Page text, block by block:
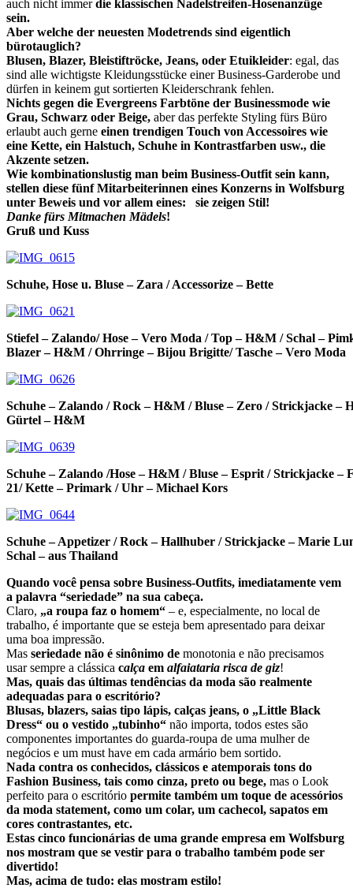
auch nicht immerdie klassischen Nadelstreifen-Hosenanzüge
sein.
Aber welche der neuesten Modetrends sind eigentlich
bürotauglich?
Blusen, Blazer, Bleistiftröcke, Jeans, oder Etuikleider: egal, das
sind alle wichtigste Kleidungsstücke einer Business-Garderobe und
dürfen in keinem gut sortierten Kleiderschrank fehlen.
Nichts gegen die Evergreens Farbtöne der Businessmode wie
Grau, Schwarz oder Beige, aber das perfekte Styling fürs Büro
erlaubt auch gerne einen trendigen Touch von Accessoires wie
eine Kette, ein Halstuch, Schuhe in Kontrastfarben usw., die
Akzente setzen.
Wie kombinationslustig man beim Business-Outfit sein kann,
stellen diese fünfMitarbeiterinnen eines Konzerns in Wolfsburg
unter Beweis und vor allem eines: sie zeigen Stil!
Danke fürs Mitmachen Mädels!
Gruß und Kuss
Schuhe, Hose u. Bluse – Zara / Accessorize – Bette
Stiefel – Zalando/ Hose – Vero Moda / Top – H&M / Schal –
Blazer – H&M / Ohrringe – Bijou Brigitte/ Tasche – Vero Moda
Schuhe – Zalando / Rock – H&M / Bluse – Zero / Strickjacke –
Gürtel – H&M
Schuhe – Zalando /Hose – H&M / Bluse – Esprit / Strickjacke –
21/ Kette – Primark / Uhr – Michael Kors
Schuhe – Appetizer / Rock – Hallhuber / Strickjacke – Marie
Schal – aus Thailand
Quando você pensa sobre Business-Outfits, imediatamente vem
a palavra “seriedade” na sua cabeça.
Claro, „a roupa faz o homem“ – e, especialmente, no local de
trabalho, é importante que se esteja bem apresentado para deixar
uma boa impressão.
Mas seriedade não é sinônimo de monotonia e não precisamos
usar sempre a clássica calça em alfaiataria risca de giz!
Mas, quais das últimas tendências da moda são realmente
adequadas para o escritório?
Blusas, blazers, saias tipo lápis, calças jeans, o „Little Black
Dress“ ou o vestido „tubinho“ não importa, todos estes são
componentes importantes do guarda-roupa de uma mulher de
negócios e um must have em cada armário bem sortido.
Nada contra os conhecidos, clássicos e atemporais tons do
Fashion Business, tais como cinza, preto ou bege, mas o Look
perfeito para o escritório permite também um toque de acessórios
da moda statement, como um colar, um cachecol, sapatos em
cores contrastantes, etc.
Estas cinco funcionárias de uma grande empresa em Wolfsburg
nos mostram que se vestir para o trabalho também pode ser
divertido!
Mas, acima de tudo: elas mostram estilo!